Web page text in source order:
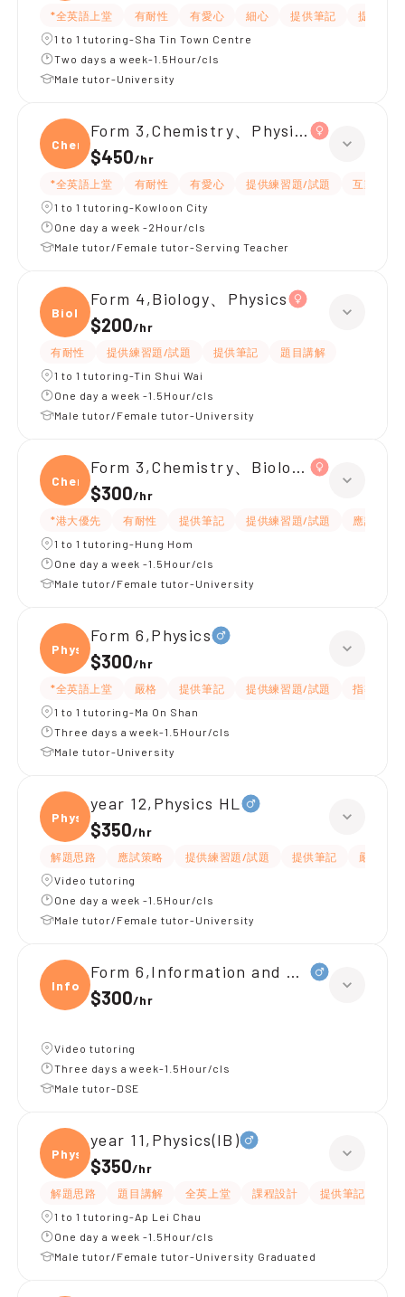
*全英語上堂 有耐性 有愛心 細心 提供筆記
提供練
1 to 1 tutoring-Sha Tin Town Centre
Two days a week-1.5Hour/cls
Male tutor-University
Chemi
Form 3,Chemistry、Physics
$450/hr
*全英語上堂 有耐性 有愛心 提供練習題/試題
互動教學
1 to 1 tutoring-Kowloon City
One day a week -2Hour/cls
Male tutor/Female tutor-Serving Teacher
Biolo
Form 4,Biology、Physics
$200/hr
有耐性 提供練習題/試題 提供筆記
題目講解
1 to 1 tutoring-Tin Shui Wai
One day a week -1.5Hour/cls
Male tutor/Female tutor-University
Chemi
Form 3,Chemistry、Biology、Physics
$300/hr
*港大優先 有耐性 提供筆記 提供練習題/試題
應試策略
1 to 1 tutoring-Hung Hom
One day a week -1.5Hour/cls
Male tutor/Female tutor-University
Physi
Form 6,Physics
$300/hr
*全英語上堂 嚴格 提供筆記 提供練習題/試題
指導功課
1 to 1 tutoring-Ma On Shan
Three days a week-1.5Hour/cls
Male tutor-University
Physi
year 12,Physics HL
$350/hr
解題思路 應試策略 提供練習題/試題 提供筆記 嚴格
Video tutoring
One day a week -1.5Hour/cls
Male tutor/Female tutor-University
Infor
Form 6,Information and
$300/hr
Video tutoring
Three days a week-1.5Hour/cls
Male tutor-DSE
Physi
year 11,Physics(IB)
$350/hr
解題思路 題目講解 全英上堂 課程設計 提供筆記
1 to 1 tutoring-Ap Lei Chau
One day a week -1.5Hour/cls
Male tutor/Female tutor-University Graduated